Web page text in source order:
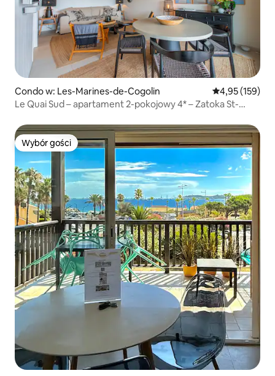
Condo w: Les-Marines-de-Cogolin Średnia
4,95 (159)
Le Quai Sud – apartament 2-pokojowy 4* – Zatoka St-
Wybór gości
Wybór gości